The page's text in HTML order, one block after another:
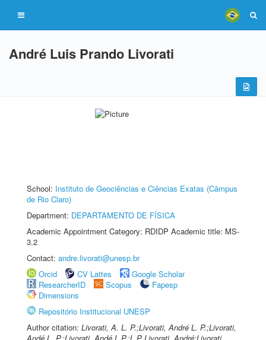
André Luis Prando Livorati
School: Instituto de Geociências e Ciências Exatas (Câmpus
de Rio Claro)
Department: DEPARTAMENTO DE FÍSICA
Academic Appointment Category: RDIDP Academic title: MS-
3.2
Contact: andre.livorati@unesp.br
Orcid
CV Lattes
Google Scholar
ResearcherID
Scopus
Fapesp
Dimensions
Repositório Institucional UNESP
Author citation: Livorati, A. L. P.;Livorati, André L. P.;Livorati,